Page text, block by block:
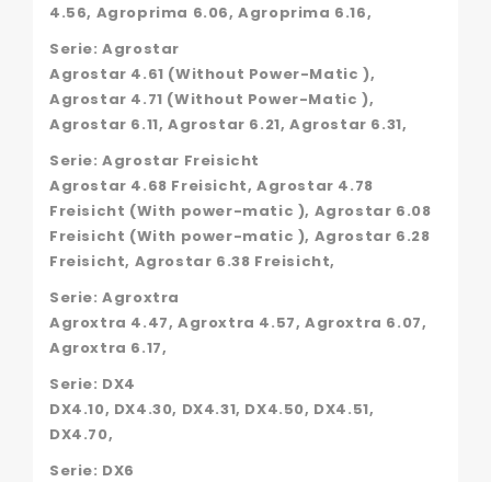
4.56, Agroprima 6.06, Agroprima 6.16,
Serie: Agrostar
Agrostar 4.61 (Without Power-Matic ),
Agrostar 4.71 (Without Power-Matic ),
Agrostar 6.11, Agrostar 6.21, Agrostar 6.31,
Serie: Agrostar Freisicht
Agrostar 4.68 Freisicht, Agrostar 4.78
Freisicht (With power-matic ), Agrostar 6.08
Freisicht (With power-matic ), Agrostar 6.28
Freisicht, Agrostar 6.38 Freisicht,
Serie: Agroxtra
Agroxtra 4.47, Agroxtra 4.57, Agroxtra 6.07,
Agroxtra 6.17,
Serie: DX4
DX4.10, DX4.30, DX4.31, DX4.50, DX4.51,
DX4.70,
Serie: DX6